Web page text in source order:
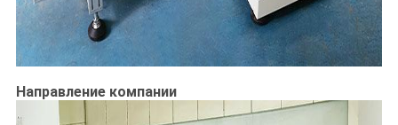
Направление компании